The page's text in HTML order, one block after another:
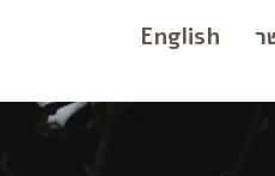
English